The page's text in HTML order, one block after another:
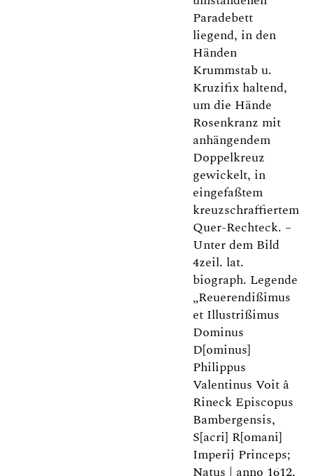
Paradebett
liegend, in den
Händen
Krummstab u.
Kruzifix haltend,
um die Hände
Rosenkranz mit
anhängendem
Doppelkreuz
gewickelt, in
eingefaßtem
kreuzschraffiertem
Quer-Rechteck. –
Unter dem Bild
4zeil. lat.
biograph. Legende
„Reuerendißimus
et Illustrißimus
Dominus
D[ominus]
Philippus
Valentinus Voit â
Rineck Episcopus
Bambergensis,
S[acri] R[omani]
Imperij Princeps;
Natus | anno 1612.